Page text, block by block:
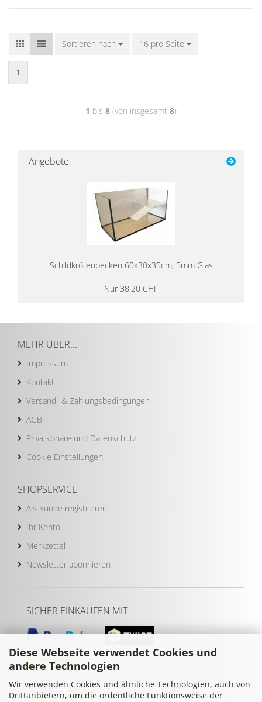
Diese Webseite verwendet Cookies und
andere Technologien
Wir verwenden Cookies und ähnliche Technologien, auch von
Drittanbietern, um die ordentliche Funktionsweise der
Sortieren nach 16 pro Seite
1
1 bis 8 (von insgesamt 8)
Angebote
Schild­krö­ten­be­cken 60x30x35cm, 5mm Glas
Nur 38,20 CHF
MEHR ÜBER...
Impressum
Kontakt
Versand- & Zahlungsbedingungen
AGB
Privatsphäre und Datenschutz
Cookie Einstellungen
SHOPSERVICE
Als Kunde registrieren
Ihr Konto
Merkzettel
Newsletter abonnieren
SICHER EINKAUFEN MIT